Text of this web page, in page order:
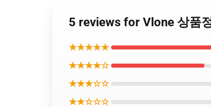
5 reviews for Vlone 상품
★★★★★
★★★★☆
★★★☆☆
★★☆☆☆